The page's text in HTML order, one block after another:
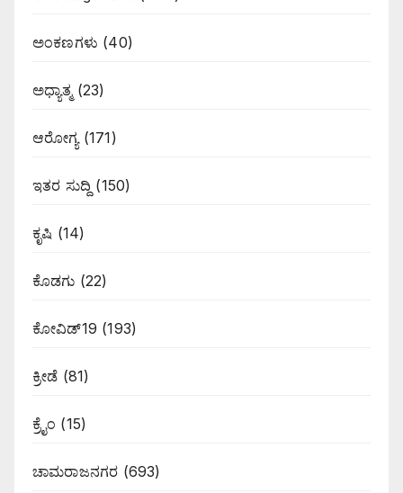
ಅಂಕಣಗಳು (40)
ಅಧ್ಯಾತ್ಮ(23)
ಆರೋಗ್ಯ(171)
ಇತರ ಸುದ್ದಿ (150)
ಕೃಷಿ (14)
ಕೊಡಗು (22)
ಕೋವಿಡ್19 (193)
ಕ್ರೀಡೆ (81)
ಕ್ರೈಂ (15)
ಚಾಮರಾಜನಗರ (693)